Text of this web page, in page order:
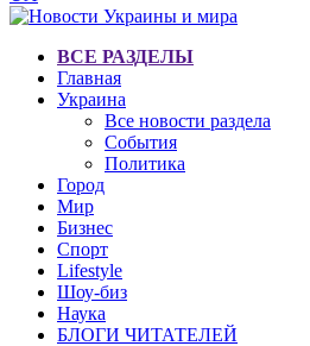
ВСЕ РАЗДЕЛЫ
Главная
Украина
Все новости раздела
События
Политика
Город
Мир
Бизнес
Спорт
Lifestyle
Шоу-биз
Наука
БЛОГИ ЧИТАТЕЛЕЙ